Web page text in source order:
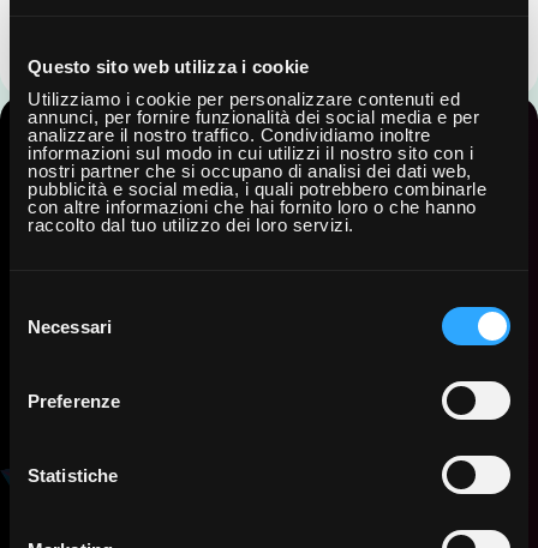
Questo sito web utilizza i cookie
Utilizziamo i cookie per personalizzare contenuti ed
annunci, per fornire funzionalità dei social media e per
analizzare il nostro traffico. Condividiamo inoltre
informazioni sul modo in cui utilizzi il nostro sito con i
nostri partner che si occupano di analisi dei dati web,
pubblicità e social media, i quali potrebbero combinarle
con altre informazioni che hai fornito loro o che hanno
raccolto dal tuo utilizzo dei loro servizi.
consenso
Necessari
Preferenze
Statistiche
Segui su Linkedin Fondazione